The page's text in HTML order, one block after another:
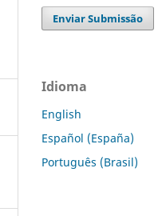
Enviar Submissão
Idioma
English
Español (España)
Português (Brasil)